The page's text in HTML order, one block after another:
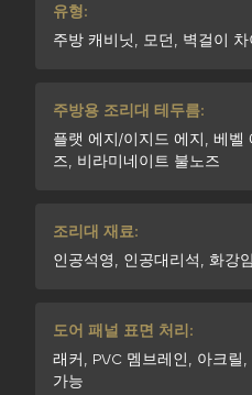
유형:
주방 캐비닛, 모던, 벽걸이
주방용 조리대 테두름:
플랫 에지/이지드 에지, 베
즈, 비라미네이트 불노즈
조리대 재료:
인공석영, 인공대리석, 화강
도어 패널 표면 처리:
래커, PVC 멤브레인, 아크릴
가능